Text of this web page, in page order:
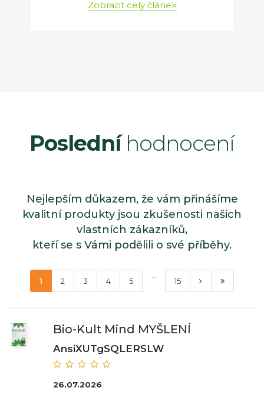
Zobrazit celý článek
Posledníhodnocení
Nejlepším důkazem, že vám přinášíme
kvalitní produkty jsou zkušenosti našich
vlastních zákazníků,
kteří se s Vámi podělili o své příběhy.
1 2 3 4 5
...
15
Bio-Kult Mind MYŠLENÍ
AnsiXUTgSQLERSLW
26.07.2026